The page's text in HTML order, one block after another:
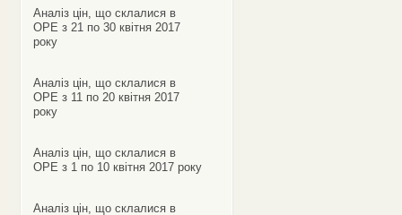
Аналіз цін, що склалися в
ОРЕ з 21 по 30 квітня 2017
року
Аналіз цін, що склалися в
ОРЕ з 11 по 20 квітня 2017
року
Аналіз цін, що склалися в
ОРЕ з 1 по 10 квітня 2017 року
Аналіз цін, що склалися в